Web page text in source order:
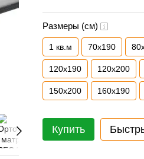
Размеры (см)
1 кв.м 70х190
120х190 120х200
150х200 160х190
Купить